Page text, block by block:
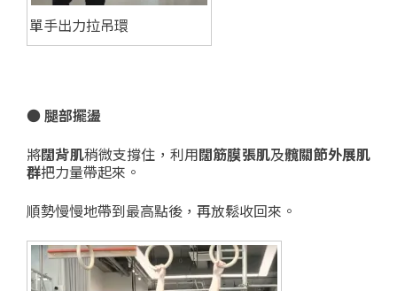
單手出力拉吊環
● 腿部擺盪
將闊背肌稍微支撐住，利用闊筋膜張肌及髖關節外展肌
群把力量帶起來。
順勢慢慢地帶到最高點後，再放鬆收回來。